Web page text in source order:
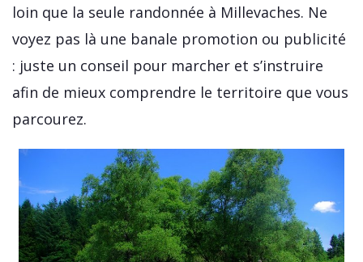
loin que la seule randonnée à Millevaches. Ne
voyez pas là une banale promotion ou publicité
: juste un conseil pour marcher et s’instruire
afin de mieux comprendre le territoire que vous
parcourez.